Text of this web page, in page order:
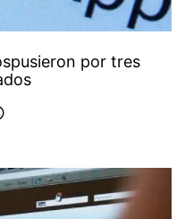
por tres